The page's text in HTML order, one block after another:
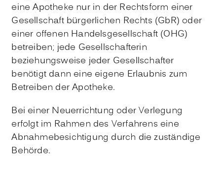
eine Apotheke nur in der Rechtsform einer
Gesellschaft bürgerlichen Rechts (GbR) oder
einer offenen Handelsgesellschaft (OHG)
betreiben; jede Gesellschafterin
beziehungsweise jeder Gesellschafter
benötigt dann eine eigene Erlaubnis zum
Betreiben der Apotheke.
Bei einer Neuerrichtung oder Verlegung
erfolgt im Rahmen des Verfahrens eine
Abnahmebesichtigung durch die zuständige
Behörde.